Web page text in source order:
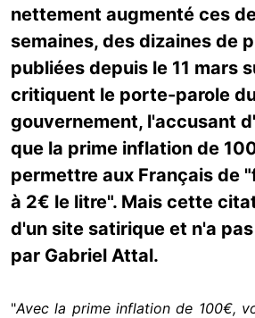
nettement augmenté ces
semaines, des dizaines de
publiées depuis le 11 mars
critiquent le porte-parole
gouvernement, l'accusant
que la prime inflation de
permettre aux Français de
à 2€ le litre". Mais cette
d'un site satirique et n'a
par Gabriel Attal.
"Avec la prime inflation de 100€,